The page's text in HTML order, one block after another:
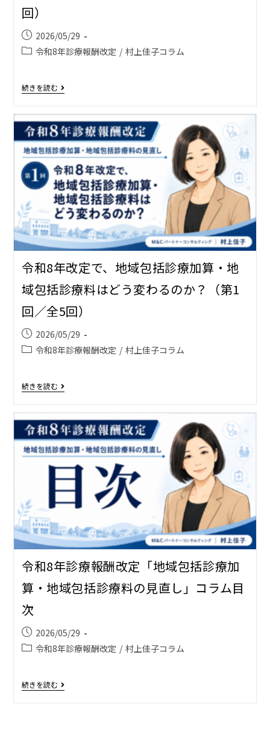
回）
2026/05/29
令和8年診療報酬改定 / 村上佳子コラム
続きを読む
令和8年改定で、地域包括診療加算・地
域包括診療料はどう変わるのか？（第1
回／全5回）
2026/05/29
令和8年診療報酬改定 / 村上佳子コラム
続きを読む
令和8年診療報酬改定「地域包括診療加
算・地域包括診療料の見直し」コラム目
次
2026/05/29
令和8年診療報酬改定 / 村上佳子コラム
続きを読む